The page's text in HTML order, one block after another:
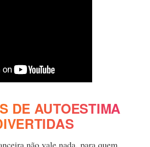
DE AUTOESTIMA
não vale nada, para quem